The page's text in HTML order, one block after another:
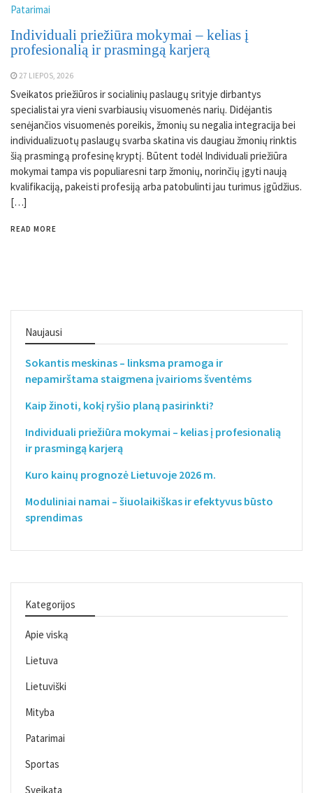
Patarimai
Individuali priežiūra mokymai – kelias į
profesionalią ir prasmingą karjerą
27 LIEPOS, 2026
Sveikatos priežiūros ir socialinių paslaugų srityje dirbantys
specialistai yra vieni svarbiausių visuomenės narių. Didėjantis
senėjančios visuomenės poreikis, žmonių su negalia integracija bei
individualizuotų paslaugų svarba skatina vis daugiau žmonių rinktis
šią prasmingą profesinę kryptį. Būtent todėl Individuali priežiūra
mokymai tampa vis populiaresni tarp žmonių, norinčių įgyti naują
kvalifikaciją, pakeisti profesiją arba patobulinti jau turimus įgūdžius.
[…]
READ MORE
Naujausi
Sokantis meskinas – linksma pramoga ir
nepamirštama staigmena įvairioms šventėms
Kaip žinoti, kokį ryšio planą pasirinkti?
Individuali priežiūra mokymai – kelias į profesionalią
ir prasmingą karjerą
Kuro kainų prognozė Lietuvoje 2026 m.
Moduliniai namai – šiuolaikiškas ir efektyvus būsto
sprendimas
Kategorijos
Apie viską
Lietuva
Lietuviški
Mityba
Patarimai
Sportas
Sveikata